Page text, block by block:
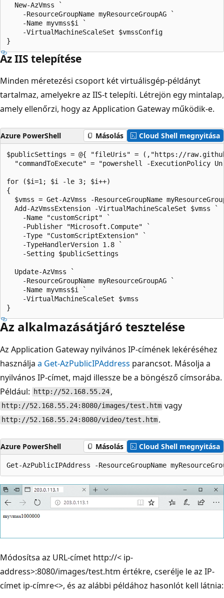
  New-AzVmss `
    -ResourceGroupName myResourceGroupAG `
    -Name myvmss$i `
    -VirtualMachineScaleSet $vmssConfig
Az IIS telepítése
Minden méretezési csoport két virtuálisgép-példányt
tartalmaz, amelyekre az IIS-t telepíti. Létrejön egy mintalap,
amely ellenőrzi, hogy az Application Gateway működik-e.
Azure PowerShell Másolás Cloud Shell megnyitása
$publicSettings = @{ "fileUris" = (,"https://
"commandToExecute" = "powershell -ExecutionPolicy
for ($i=1; $i -le 3; $i++)
{
$vmss = Get-AzVmss -ResourceGroupName
  Add-AzVmssExtension -VirtualMachineScaleSet $vmss `
    -Name "customScript" `
    -Publisher "Microsoft.Compute" `
    -Type "CustomScriptExtension" `
    -TypeHandlerVersion 1.8 `
    -Setting $publicSettings
  Update-AzVmss `
    -ResourceGroupName myResourceGroupAG `
    -Name myvmss$i `
    -VirtualMachineScaleSet $vmss
Az alkalmazásátjáró tesztelése
Az Application Gateway nyilvános IP-címének lekéréséhez
használja a Get-AzPublicIPAddress parancsot. Másolja a
nyilvános IP-címet, majd illessze be a böngésző címsorába.
Például:
http://52.168.55.24 ,
http://52.168.55.24:8080/images/test.htm vagy
http://52.168.55.24:8080/video/test.htm .
Azure PowerShell Másolás Cloud Shell megnyitása
Módosítsa az URL-címet http://< ip-
address>:8080/images/test.htm értékre, cserélje le az IP-
címet ip-címre<>, és az alábbi példához hasonlót kell látnia: